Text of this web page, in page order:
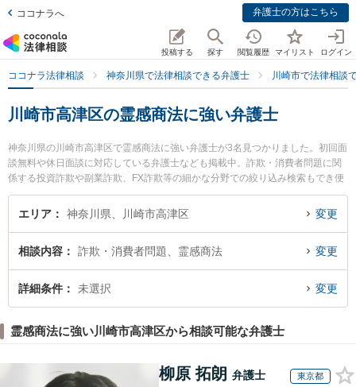
ココナラへ 弁護士の方はこちら
投稿する 探す 閲覧履歴 マイリスト ログイン
ココナラ法律相談 神奈川県で法律相談できる弁護士 川崎市で法律相談
川崎市高津区の霊感商法に強い弁護士
神奈川県の川崎市高津区で霊感商法に強い弁護士が3名見つかりました。初回面
談無料や休日面談に対応している弁護士なども掲載中。詐欺・消費者問題に関
係する投資詐欺や副業詐欺、FX詐欺等の細かな分野での絞り込み検索もでき便
利です。特に溝の口吉田法律事務所の吉田 誠弁護士や弁護士法人アライズ溝の
口法律事務所の瀧澤 幹太弁護士、溝の口総合法律事務所の松岡 宏祐弁護士のプ
『霊感商法のトラブル解決の実績豊富な近くの弁護士を検索したい』『初回相
談無料で霊感商法を法律相談できる川崎市高津区内の弁護士に相談予約した
い』などでお困りの相談者さんにおすすめです。
エリア 神奈川県、川崎市高津区 変更
相談内容 詐欺・消費者問題、霊感商法 変更
詳細条件 未選択 変更
霊感商法に強い川崎市高津区から相談可能な弁護士
柳原 拓朗 弁護士 東京都